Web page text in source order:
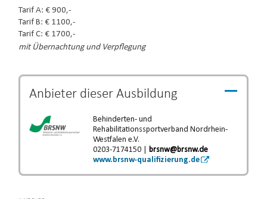
Tarif A: € 900,-
Tarif B: € 1100,-
Tarif C: € 1700,-
mit Übernachtung und Verpflegung
Anbieter dieserAusbildung
Behinderten- und
Rehabilitationssportverband Nordrhein-
Westfalen e.V.
0203-7174150 | brsnw@brsnw.de
www.brsnw-qualifizierung.de